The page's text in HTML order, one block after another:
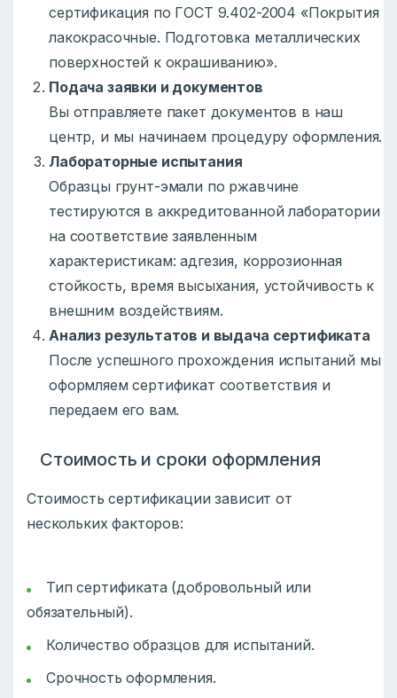
сертификация по ГОСТ 9.402-2004 «Покрытия
лакокрасочные. Подготовка металлических
поверхностей к окрашиванию».
Подача заявки и документов
Вы отправляете пакет документов в наш
центр, и мы начинаем процедуру оформления.
Лабораторные испытания
Образцы грунт-эмали по ржавчине
тестируются в аккредитованной лаборатории
на соответствие заявленным
характеристикам: адгезия, коррозионная
стойкость, время высыхания, устойчивость к
внешним воздействиям.
Анализ результатов и выдача сертификата
После успешного прохождения испытаний мы
оформляем сертификат соответствия и
передаем его вам.
Стоимость и сроки оформления
Стоимость сертификации зависит от
нескольких факторов:
Тип сертификата (добровольный или
обязательный).
Количество образцов для испытаний.
Срочность оформления.